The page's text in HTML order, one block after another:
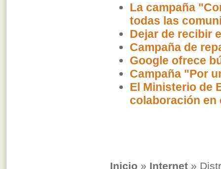
La campaña
todas las
Dejar de recibir
Campaña de
Google ofrece
Campaña "Por
El Ministerio de
colaboración en
Inicio » Internet »